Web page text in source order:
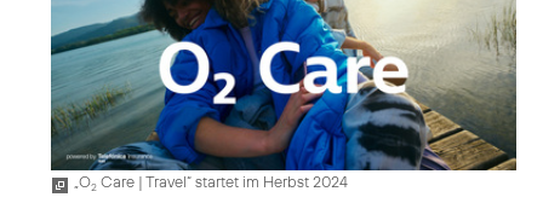
„O2 Care | Travel“ startet im Herbst 2024